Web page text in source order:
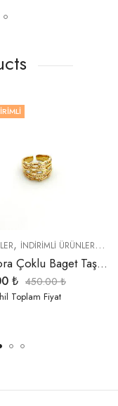
,TREND ÜRÜNLER,
ÜRÜNLER,ÖZEL
Xeneora Çoklu Baget Taşlı Gold Çelik Yüzük
₺
Fiyat